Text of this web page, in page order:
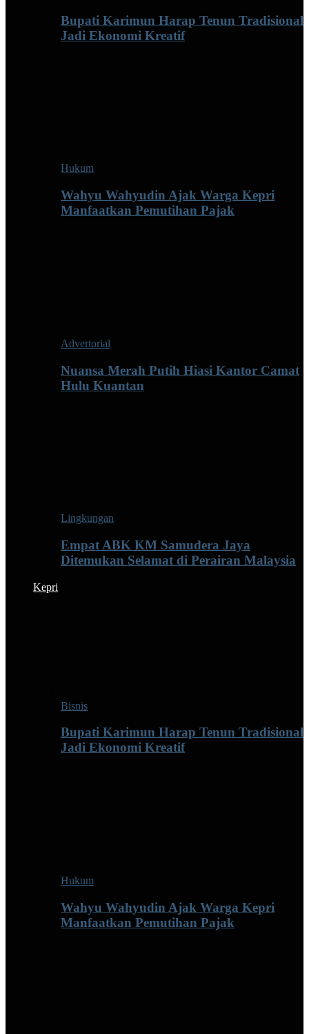
Bupati Karimun Harap Tenun Tradisional
Jadi Ekonomi Kreatif
Hukum
Wahyu Wahyudin Ajak Warga Kepri
Manfaatkan Pemutihan Pajak
Advertorial
Nuansa Merah Putih Hiasi Kantor Camat
Hulu Kuantan
Lingkungan
Empat ABK KM Samudera Jaya
Ditemukan Selamat di Perairan Malaysia
Kepri
Bisnis
Bupati Karimun Harap Tenun Tradisional
Jadi Ekonomi Kreatif
Hukum
Wahyu Wahyudin Ajak Warga Kepri
Manfaatkan Pemutihan Pajak